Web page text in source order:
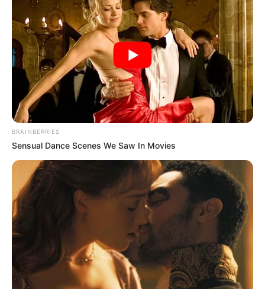
BRAINBERRIES
Sensual Dance Scenes We Saw In Movies